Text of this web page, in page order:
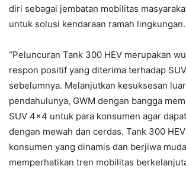
diri sebagai jembatan mobilitas
untuk solusi kendaraan ramah lingkungan.
“Peluncuran Tank 300 HEV merupakan
respon positif yang diterima terhadap
sebelumnya. Melanjutkan kesuksesan
pendahulunya, GWM dengan bangga
SUV 4×4 untuk para konsumen agar
dengan mewah dan cerdas. Tank 300
konsumen yang dinamis dan berjiwa
memperhatikan tren mobilitas